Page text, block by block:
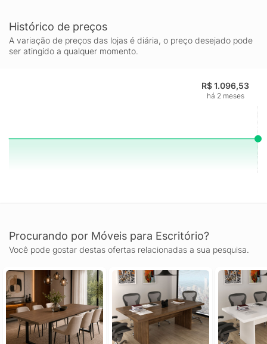
Histórico de preços
A variação de preços das lojas é diária, o preço desejado pode
ser atingido a qualquer momento.
R$ 1.096,53
há 2 meses
Procurando por Móveis para Escritório?
Você pode gostar destas ofertas relacionadas a sua pesquisa.